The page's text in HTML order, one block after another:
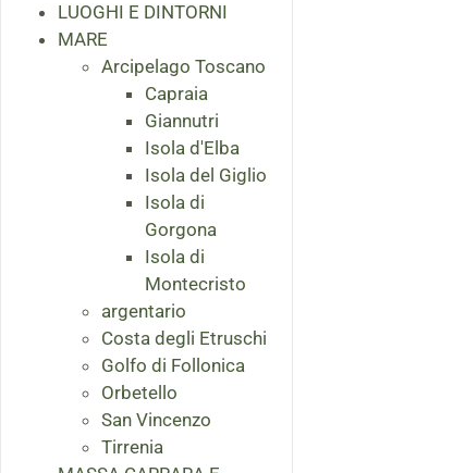
LUOGHI E DINTORNI
MARE
Arcipelago Toscano
Capraia
Giannutri
Isola d'Elba
Isola del Giglio
Isola di
Gorgona
Isola di
Montecristo
argentario
Costa degli Etruschi
Golfo di Follonica
Orbetello
San Vincenzo
Tirrenia